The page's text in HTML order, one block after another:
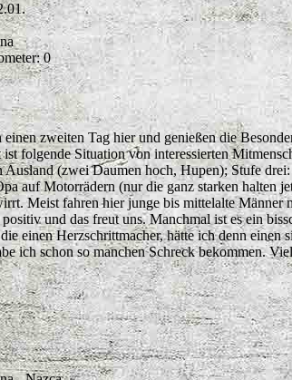
0
zweiten Tag hier und genießen die
ist folgende Situation von interessierten
Ausland (zwei Daumen hoch, Hupen); Stufe
auf Motorrädern (nur die ganz starken halten
Meist fahren hier junge bis mittelalte
und das freut uns. Manchmal ist es ein
einen Herzschrittmacher, hätte ich denn
ich schon so manchen Schreck bekommen.